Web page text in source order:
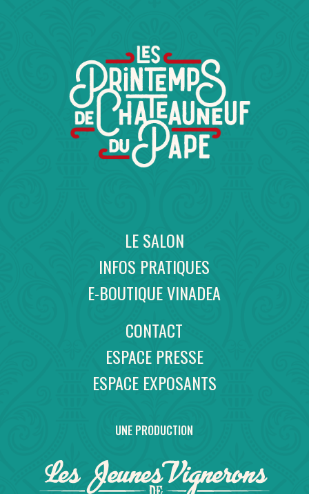
LE SALON
INFOS PRATIQUES
E-BOUTIQUE VINADEA
CONTACT
ESPACE PRESSE
ESPACE EXPOSANTS
UNE PRODUCTION